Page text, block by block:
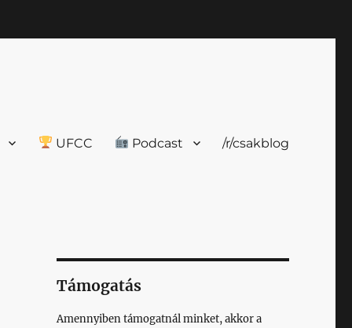
UFCC Podcast /r/csakblog
Támogatás
Amennyiben támogatnál minket, akkor a